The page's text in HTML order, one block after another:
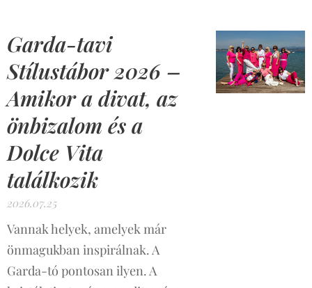
Garda-tavi
Stílustábor 2026 –
Amikor a divat, az
önbizalom és a
Dolce Vita
találkozik
2026.07.25
Vannak helyek, amelyek már
önmagukban inspirálnak. A
Garda-tó pontosan ilyen. A